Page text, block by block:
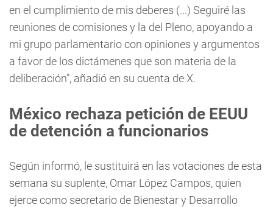
en el cumplimiento de mis deberes (...) Seguiré las
reuniones de comisiones y la del Pleno, apoyando a
mi grupo parlamentario con opiniones y argumentos
a favor de los dictámenes que son materia de la
deliberación", añadió en su cuenta de X.
México rechaza petición de EEUU
de detención a funcionarios
Según informó, le sustituirá en las votaciones de esta
semana su suplente, Omar López Campos, quien
ejerce como secretario de Bienestar y Desarrollo